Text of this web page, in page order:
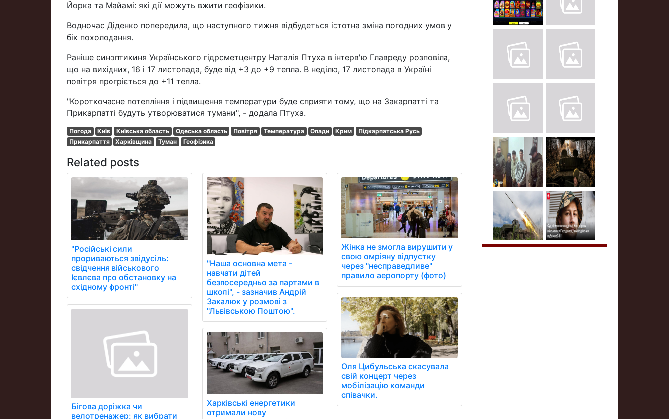
Йорка та Майамі: які дії можуть вжити геофізики.
Водночас Діденко попередила, що наступного тижня відбудеться істотна зміна погодних умов у
бік похолодання.
Раніше синоптикиня Українського гідрометцентру Наталія Птуха в інтерв'ю Главреду розповіла,
що на вихідних, 16 і 17 листопада, буде від +3 до +9 тепла. В неділю, 17 листопада в Україні
повітря прогріється до +11 тепла.
"Короткочасне потепління і підвищення температури буде сприяти тому, що на Закарпатті та
Прикарпатті будуть утворюватися тумани", - додала Птуха.
Погода Київ Київська область Одеська область Повітря Температура Опади Крим
Підкарпатська Русь
Прикарпаття
Харківщина Туман Геофізика
Related posts
"Російські сили
прориваються звідусіль:
свідчення військового
Ієвлєва про обстановку на
східному фронті"
Бігова доріжка чи
велотренажер: як вибрати
"Наша основна мета -
навчати дітей
безпосередньо за партами в
школі", - зазначив Андрій
Закалюк у розмові з
"Львівською Поштою".
Харківські енергетики
отримали нову
Жінка не змогла вирушити у
свою омріяну відпустку
через "несправедливе"
правило аеропорту (фото)
Оля Цибульська скасувала
свій концерт через
мобілізацію команди
співачки.